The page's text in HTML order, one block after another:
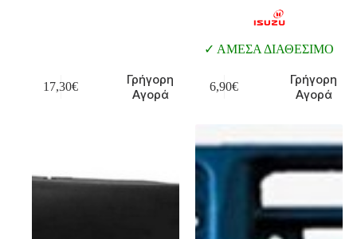
17,30€
Γρήγορη
Αγορά
ΑΜΕΣΑ ΔΙΑΘΕΣΙΜΟ
6,90€
Γρήγορη
Αγορά